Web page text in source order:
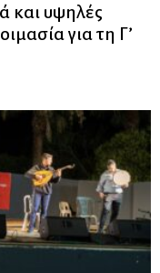
και υψηλές
για τη Γ’